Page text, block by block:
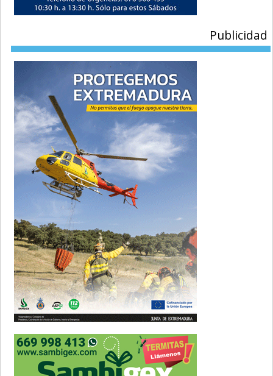
Publicidad